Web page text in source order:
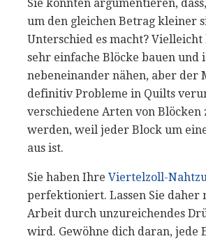
Sie könnten argumentieren,
um den gleichen Betrag kleiner
Unterschied es macht? Vielleicht
sehr einfache Blöcke bauen und
nebeneinander nähen, aber der
definitiv Probleme in Quilts
verschiedene Arten von Blöcken
werden, weil jeder Block um
aus ist.
Sie haben Ihre Viertelzoll-
perfektioniert. Lassen Sie daher
Arbeit durch unzureichendes
wird. Gewöhne dich daran, jede